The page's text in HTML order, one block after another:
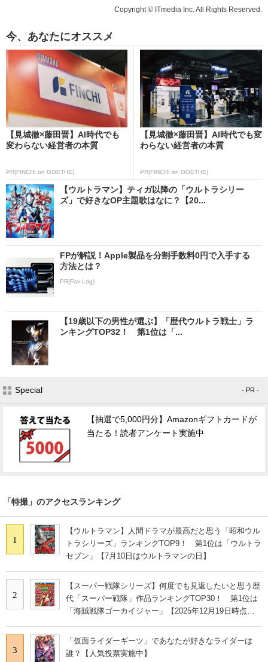
Copyright © ITmedia Inc. All Rights Reserved.
今、あなたにオススメ
【見城徹×藤田晋】AI時代でも
変わらない経営者の本質
PR(FINCHI on GOETHE)
【見城徹×藤田晋】AI時代でも変
わらない経営者の本質
PR(FINCHI on GOETHE)
【ウルトラマン】ティガ以降の「ウルトラシリー
ズ」で好きなOP主題歌はなに？【20...
FPが解説！Apple製品を分割手数料0円で入手する
方法とは？
PR(Fav-Log)
【19歳以下の男性が選ぶ】「歴代ウルトラ戦士」ラ
ンキングTOP32！ 第1位は「...
Special - PR -
【抽選で5,000円分】Amazonギフトカードが
当たる！読者アンケート実施中
「特撮」のアクセスランキング
1
【ウルトラマン】人間ドラマが最高だと思う「昭和ウル
トラシリーズ」ランキングTOP9！ 第1位は「ウルトラ
セブン」【7月10日はウルトラマンの日】
2
【スーパー戦隊シリーズ】何度でも見返したいと思う歴
代「スーパー戦隊」作品ランキングTOP30！ 第1位は
「海賊戦隊ゴーカイジャー」【2025年12月19日時点の
3
「仮面ライダーギーツ」であなたが好きなライダーは
誰？【人気投票実施中】